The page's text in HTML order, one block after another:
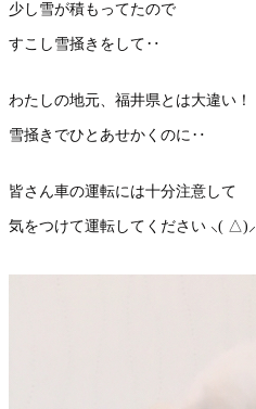
少し雪が積もってたので
すこし雪掻きをして‥
わたしの地元、福井県とは大違い！
雪掻きでひとあせかくのに‥
皆さん車の運転には十分注意して
気をつけて運転してください ⸜( △)⸝